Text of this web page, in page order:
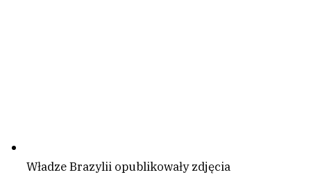
Władze Brazylii opublikowały zdjęcia